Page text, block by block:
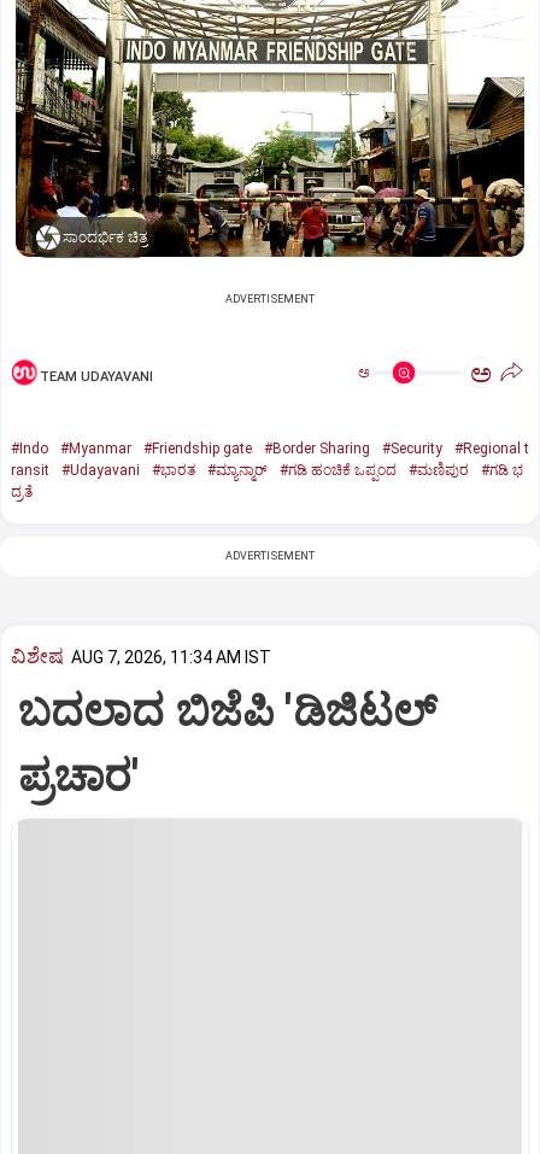
ಸಾಂದರ್ಭಿಕ ಚಿತ್ರ
ADVERTISEMENT
TEAM UDAYAVANI ಅ ಅ
#Indo #Myanmar #Friendship gate #Border Sharing #Security
#Regional t
ransit
#Udayavani #ಭಾರತ #ಮ್ಯಾನ್ಮಾರ್‌ #ಗಡಿ ಹಂಚಿಕೆ ಒಪ್ಪಂದ #ಮಣಿಪುರ
#ಗಡಿ ಭ
ದ್ರತೆ
ADVERTISEMENT
ವಿಶೇಷ AUG 7, 2026, 11:34 AM IST
ಬದಲಾದ ಬಿಜೆಪಿ 'ಡಿಜಿಟಲ್‌
ಪ್ರಚಾರ'